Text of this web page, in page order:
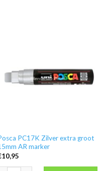
PC17K Zilver extra groot
AR marker
10,95